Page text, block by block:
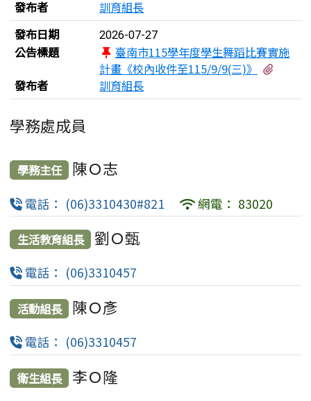
發布者
訓育組長
發布日期
2026-07-27
公告標題
臺南市115學年度學生舞蹈比賽實施
計畫《校內收件至115/9/9(三)》
發布者
訓育組長
學務處成員
學務主任 陳Ｏ志
電話： (06)3310430#821 網電： 83020
生活教育組長 劉Ｏ甄
電話： (06)3310457
活動組長 陳Ｏ彥
電話： (06)3310457
衛生組長 李Ｏ隆